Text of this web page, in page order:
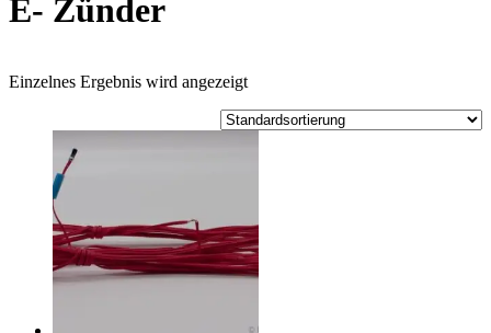
E- Zünder
Einzelnes Ergebnis wird angezeigt